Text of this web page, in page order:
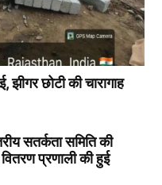
छोटी की चारागाह
सतर्कता समिति की
प्रणाली की हुई